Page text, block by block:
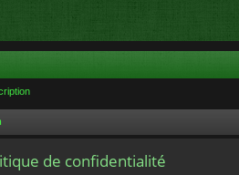
de confidentialité